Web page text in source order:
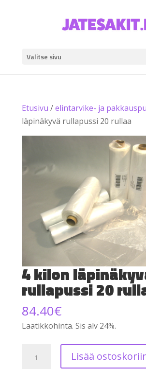
Valitse sivu
Etusivu /elintarvike- ja
läpinäkyvä rullapussi 20 rullaa
4 kilon
rullapussi 20
84.40€
Laatikkohinta. Sis alv 24%.
kilon
Lisää